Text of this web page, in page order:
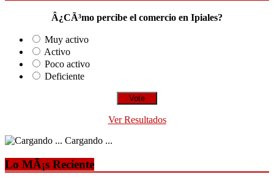
Â¿CÃ³mo percibe el comercio en Ipiales?
Muy activo
Activo
Poco activo
Deficiente
Ver Resultados
Cargando ...
Lo MÃ¡s Reciente